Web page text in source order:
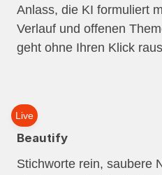
Anlass, die KI formuliert
Verlauf und offenen
geht ohne Ihren Klick
Live
Beautify
Stichworte rein, saubere